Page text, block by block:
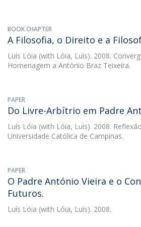
BOOK CHAPTER
A Filosofia, o Direito e a
Luís Lóia (with Lóia, Luís). 2008.
Homenagem a António Braz Teixeira.
PAPER
Do Livre-Arbítrio em Padre
Luís Lóia (with Lóia, Luís). 2008.
Universidade Católica de Campinas.
PAPER
O Padre António Vieira e o
Futuros.
Luís Lóia (with Lóia, Luís). 2008.